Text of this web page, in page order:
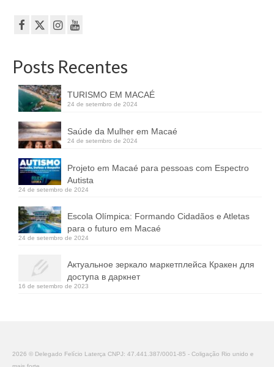
Posts Recentes
TURISMO EM MACAÉ
24 de setembro de 2024
Saúde da Mulher em Macaé
24 de setembro de 2024
Projeto em Macaé para pessoas com Espectro
Autista
24 de setembro de 2024
Escola Olímpica: Formando Cidadãos e Atletas
para o futuro em Macaé
24 de setembro de 2024
Актуальное зеркало маркетплейса Кракен для
доступа в даркнет
16 de setembro de 2023
2026 © Delegado Felício Laterça CNPJ: 47.441.387/0001-85 - Coligação Rio unido e